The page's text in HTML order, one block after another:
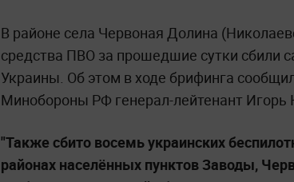
В районе села Червоная Долина
средства ПВО за прошедшие сутки сбили
Украины. Об этом в ходе брифинга
Минобороны РФ генерал-лейтенант Игорь
"Также сбито восемь украинских
районах населённых пунктов Заводы,